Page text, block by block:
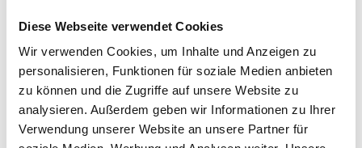
Diese Webseite verwendet Cookies
Wir verwenden Cookies, um Inhalte und Anzeigen zu
personalisieren, Funktionen für soziale Medien anbieten
zu können und die Zugriffe auf unsere Website zu
analysieren. Außerdem geben wir Informationen zu Ihrer
Verwendung unserer Website an unsere Partner für
Liebe Leserinnen und Leser,